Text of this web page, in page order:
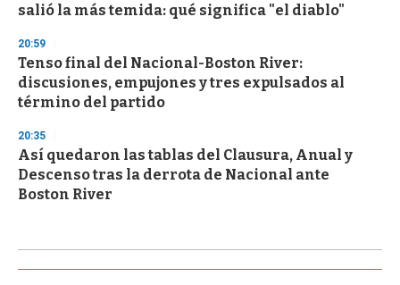
salió la más temida: qué significa "el diablo"
20:59
Tenso final del Nacional-Boston River:
discusiones, empujones y tres expulsados al
término del partido
20:35
Así quedaron las tablas del Clausura, Anual y
Descenso tras la derrota de Nacional ante
Boston River